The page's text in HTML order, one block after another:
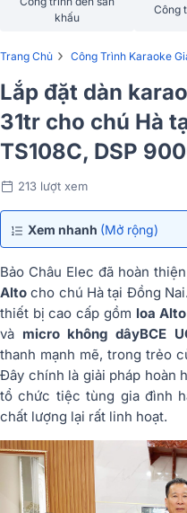
khấu
Công
Trang Chủ › Công Trình Karaoke
Lắp đặt dàn
31tr cho chú Hà
TS108C, DSP
213 lượt xem
Xem nhanh (Mở rộng)
Bảo Châu Elec đã hoàn thiện
Altocho chú Hà tại Đồng
thiết bị cao cấp gồm loa
và micro không dâyBCE
thanh mạnh mẽ, trong trẻo
Đây chính là giải pháp hoàn
tổ chức tiệc tùng gia đình
chất lượng lại rất linh hoạt.